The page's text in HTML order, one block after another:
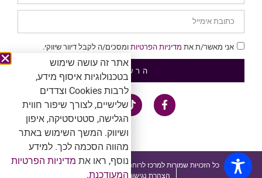
אני מאשר/ת את מדיניות הפרטיות ומסכים/ה לקבל דיוור שיווקי.
הרשמה
כל הזכויות שמורות למרכז לרוחניות. אין להעתיק ולשכפל ™®Ⓒ
הצהרת נגישות ומדיניות פרטיות
אתר זה עושה שימוש
בטכנולוגיות איסוף מידע,
לרבות Cookies וצדדים
שלישיים, לצורך שיפור חווית
הגלישה, סטטיסטיקה, איפון
ושיווק. המשך השימוש באתר
מהווה הסכמה לכך. למידע
נוסף, ראו את מדיניות הפרטיות
המעודכנת.